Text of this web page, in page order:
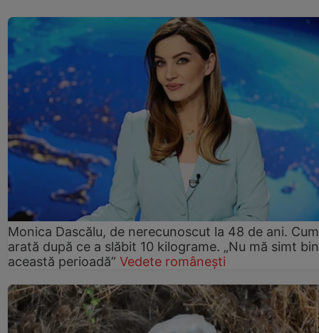
Monica Dascălu, de nerecunoscut la 48 de ani. Cum
arată după ce a slăbit 10 kilograme. „Nu mă simt
această perioadă” Vedete românești